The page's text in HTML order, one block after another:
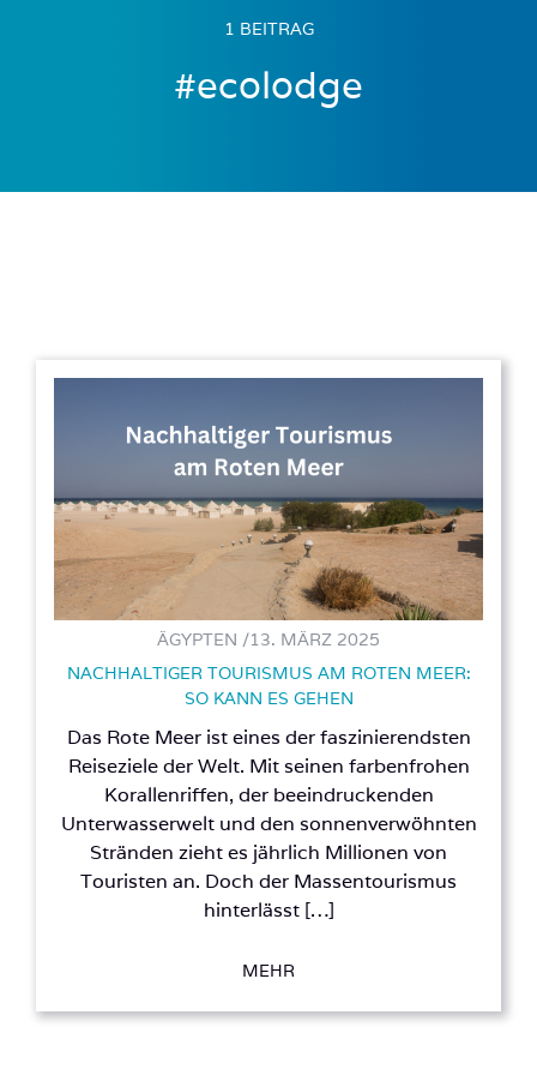
1 BEITRAG
#ecolodge
ÄGYPTEN /13. MÄRZ 2025
NACHHALTIGER TOURISMUS AM ROTEN MEER:
SO KANN ES GEHEN
Das Rote Meer ist eines der faszinierendsten
Reiseziele der Welt. Mit seinen farbenfrohen
Korallenriffen, der beeindruckenden
Unterwasserwelt und den sonnenverwöhnten
Stränden zieht es jährlich Millionen von
Touristen an. Doch der Massentourismus
hinterlässt […]
MEHR